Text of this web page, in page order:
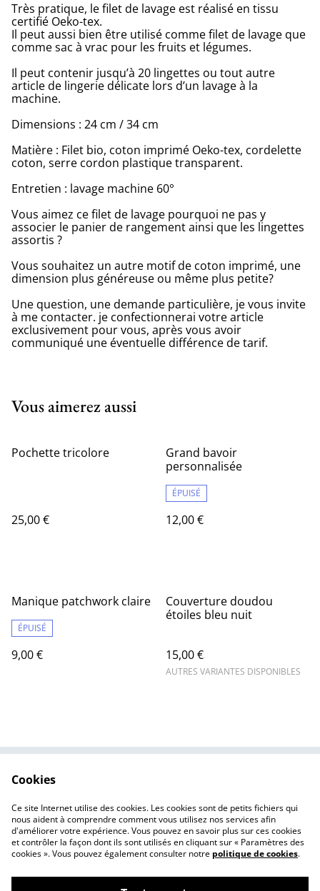
Très pratique, le filet de lavage est réalisé en tissu
certifié Oeko-tex.
Il peut aussi bien être utilisé comme filet de lavage que
comme sac à vrac pour les fruits et légumes.
Il peut contenir jusqu’à 20 lingettes ou tout autre
article de lingerie délicate lors d’un lavage à la
machine.
Dimensions : 24 cm / 34 cm
Matière : Filet bio, coton imprimé Oeko-tex, cordelette
coton, serre cordon plastique transparent.
Entretien : lavage machine 60°
Vous aimez ce filet de lavage pourquoi ne pas y
associer le panier de rangement ainsi que les lingettes
assortis ?
Vous souhaitez un autre motif de coton imprimé, une
dimension plus généreuse ou même plus petite?
Une question, une demande particulière, je vous invite
à me contacter. je confectionnerai votre article
exclusivement pour vous, après vous avoir
communiqué une éventuelle différence de tarif.
Vous aimerez aussi
Pochette tricolore
25,00 €
Grand bavoir
personnalisée
ÉPUISÉ
12,00 €
Manique patchwork claire
ÉPUISÉ
9,00 €
Couverture doudou
étoiles bleu nuit
15,00 €
AUTRES VARIANTES DISPONIBLES
Politique de
confidentialité
Politique des cookies
Cookies
Ce site Internet utilise des cookies. Les cookies sont de petits fichiers qui
nous aident à comprendre comment vous utilisez nos services afin
d'améliorer votre expérience. Vous pouvez en savoir plus sur ces cookies
et contrôler la façon dont ils sont utilisés en cliquant sur « Paramètres des
cookies ». Vous pouvez également consulter notre politique de cookies.